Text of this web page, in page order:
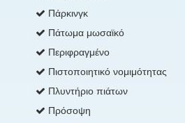
Πάρκινγκ
Πάτωμα μωσαϊκό
Περιφραγμένο
Πιστοποιητικό νομιμότητας
Πλυντήριο πιάτων
Πρόσοψη